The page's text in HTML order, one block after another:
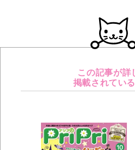
この記事が詳
掲載されてい